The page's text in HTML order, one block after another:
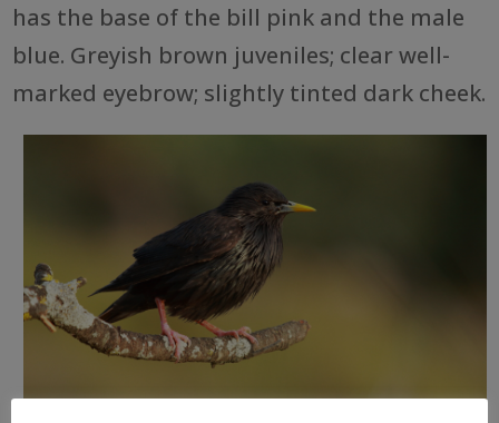
has the base of the bill pink and the male
blue. Greyish brown juveniles; clear well-
marked eyebrow; slightly tinted dark cheek.